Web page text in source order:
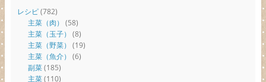
レシピ(782)
主菜（肉） (58)
主菜（玉子） (8)
主菜（野菜） (19)
主菜（魚介） (6)
副菜(185)
主菜(110)